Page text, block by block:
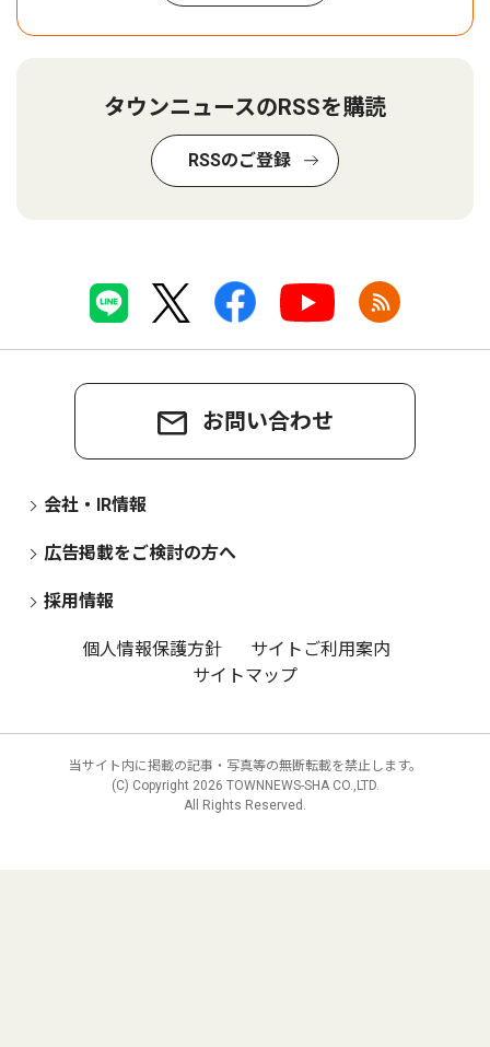
タウンニュースのRSSを購読
RSSのご登録
お問い合わせ
会社・IR情報
広告掲載をご検討の方へ
採用情報
個人情報保護方針
サイトご利用案内
サイトマップ
当サイト内に掲載の記事・写真等の無断転載を禁止します。
(C) Copyright 2026 TOWNNEWS-SHA CO.,LTD.
All Rights Reserved.